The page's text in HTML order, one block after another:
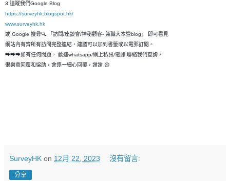
3.追蹤我們Google Blog
https://surveyhk.blogspot.hk/
www.surveyhk.hk
或 Google 搜尋🔍 「訪問/座談會/神秘顧客- 兼職大本營blog」 即可看見
網站內有齊所有訪問完整連結，建議可以加到書籤或以電郵訂閱。
➡➡➡如有任何問題， 歡迎whatsapp/網上私訊/電郵 聯絡我們查詢，
很樂意回覆和恊助，會逐一細心回覆，謝謝 😄
SurveyHK on 12月 22, 2023 沒有留言:
分享